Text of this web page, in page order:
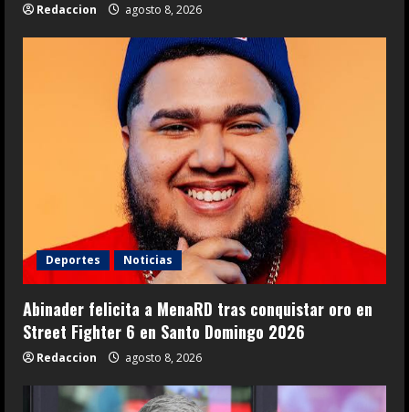
Redaccion agosto 8, 2026
Deportes Noticias
Abinader felicita a MenaRD tras conquistar oro en
Street Fighter 6 en Santo Domingo 2026
Redaccion agosto 8, 2026